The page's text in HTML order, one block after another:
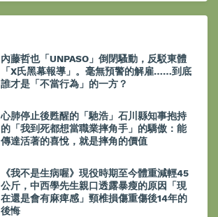
內藤哲也「UNPASO」倒閉騷動，反駁東體
「X氏黑幕報導」。毫無預警的解雇……到底
誰才是「不當行為」的一方？
心肺停止後甦醒的「馳浩」石川縣知事抱持
的「我到死都想當職業摔角手」的驕傲：能
傳達活著的喜悅，就是摔角的價值
《我不是生病喔》現役時期至今體重減輕45
公斤，中西學先生親口透露暴瘦的原因「現
在還是會有麻痺感」頸椎損傷重傷後14年的
後悔